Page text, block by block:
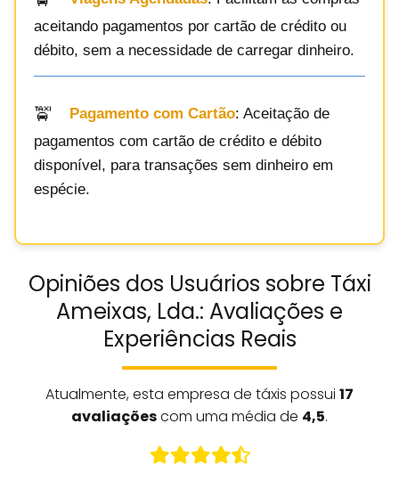
aceitando pagamentos por cartão de crédito ou
débito, sem a necessidade de carregar dinheiro.
Pagamento com Cartão: Aceitação de
pagamentos com cartão de crédito e débito
disponível, para transações sem dinheiro em
espécie.
Opiniões dos Usuários sobre Táxi
Ameixas, Lda.: Avaliações e
Experiências Reais
Atualmente, esta empresa de táxis possui 17
avaliaçõescom uma média de 4,5.